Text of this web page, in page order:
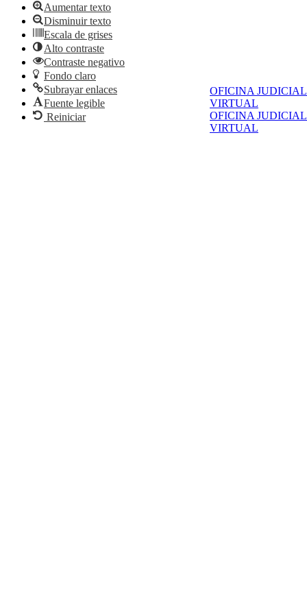
OFICINA JUDICIAL
VIRTUAL
OFICINA JUDICIAL
VIRTUAL
Aumentar texto
Disminuir texto
Escala de grises
Alto contraste
Contraste negativo
Fondo claro
Subrayar enlaces
Fuente legible
Reiniciar